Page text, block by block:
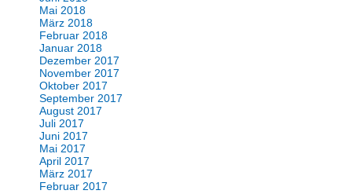
Mai 2018
März 2018
Februar 2018
Januar 2018
Dezember 2017
November 2017
Oktober 2017
September 2017
August 2017
Juli 2017
Juni 2017
Mai 2017
April 2017
März 2017
Februar 2017